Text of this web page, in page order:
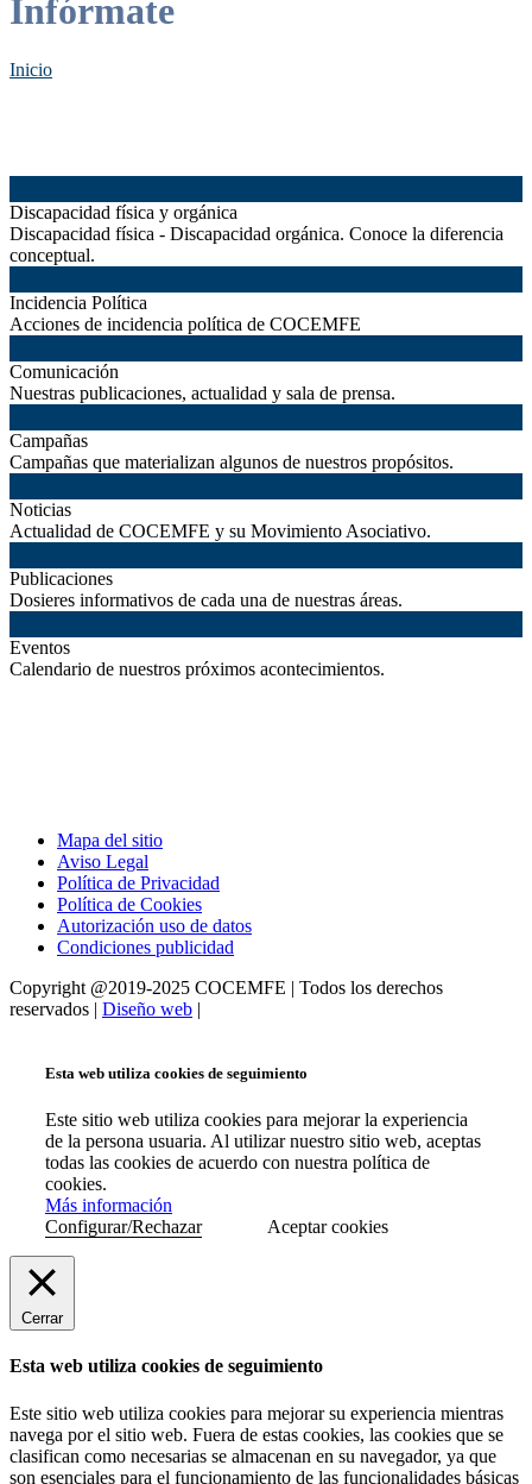
Infórmate
Inicio
Discapacidad física y orgánica
Discapacidad física - Discapacidad orgánica. Conoce la diferencia
conceptual.
Incidencia Política
Acciones de incidencia política de COCEMFE
Comunicación
Nuestras publicaciones, actualidad y sala de prensa.
Campañas
Campañas que materializan algunos de nuestros propósitos.
Noticias
Actualidad de COCEMFE y su Movimiento Asociativo.
Publicaciones
Dosieres informativos de cada una de nuestras áreas.
Eventos
Calendario de nuestros próximos acontecimientos.
Mapa del sitio
Aviso Legal
Política de Privacidad
Política de Cookies
Autorización uso de datos
Condiciones publicidad
Copyright @2019-2025 COCEMFE | Todos los derechos
reservados | Diseño web |
Esta web utiliza cookies de seguimiento
Este sitio web utiliza cookies para mejorar la experiencia
de la persona usuaria. Al utilizar nuestro sitio web, aceptas
todas las cookies de acuerdo con nuestra política de
cookies.
Más información
Configurar/Rechazar
Aceptar cookies
Cerrar
Esta web utiliza cookies de seguimiento
Este sitio web utiliza cookies para mejorar su experiencia mientras
navega por el sitio web. Fuera de estas cookies, las cookies que se
clasifican como necesarias se almacenan en su navegador, ya que
son esenciales para el funcionamiento de las funcionalidades básicas